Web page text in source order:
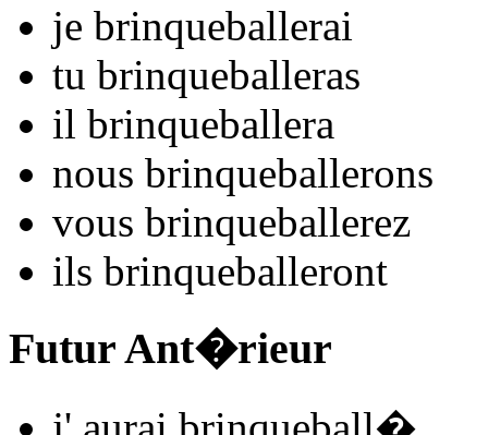
je brinqueballerai
tu brinqueballeras
il brinqueballera
nous brinqueballerons
vous brinqueballerez
ils brinqueballeront
Futur Ant�rieur